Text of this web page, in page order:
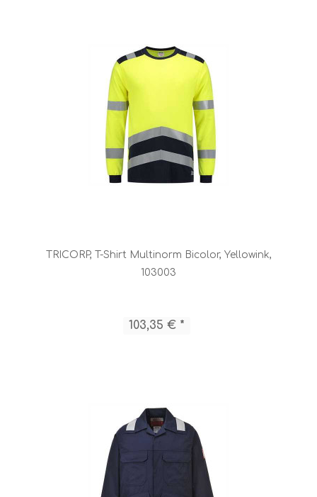
TRICORP, T-Shirt Multinorm Bicolor, Yellowink,
103003
103,35 € *